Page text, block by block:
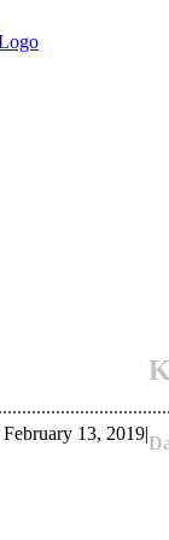
February 13, 2019|